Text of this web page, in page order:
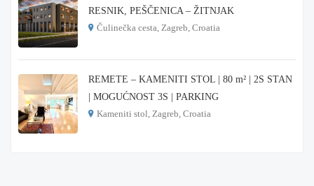
RESNIK, PEŠČENICA – ŽITNJAK
Čulinečka cesta, Zagreb, Croatia
REMETE – KAMENITI STOL | 80 m² | 2S STAN
| MOGUĆNOST 3S | PARKING
Kameniti stol, Zagreb, Croatia